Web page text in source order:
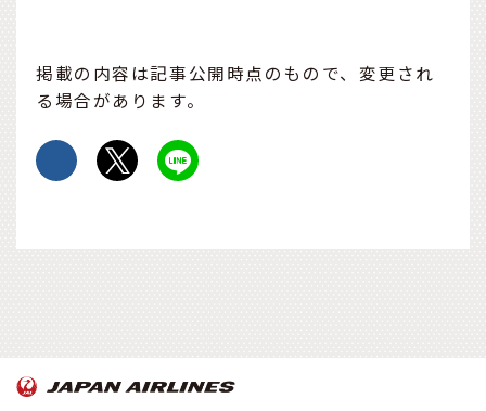
掲載の内容は記事公開時点のもので、変更され
る場合があります。